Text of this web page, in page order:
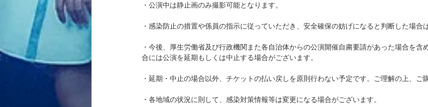
・公演中は静止画のみ撮影可能となります。
・感染防止の措置や係員の指示に従っていただき、安全確保の妨げになると判断した場合
・今後、厚生労働省及び行政機関また各自治体からの公演開催自粛要請があった場合を含
合には公演を延期もしくは中止する場合がございます。
・延期・中止の場合以外、チケットの払い戻しを原則行わない予定です。ご理解の上、ご
・各地域の状況に則して、感染対策情報等は変更になる場合がございます。